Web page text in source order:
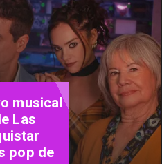
las 72
el destino